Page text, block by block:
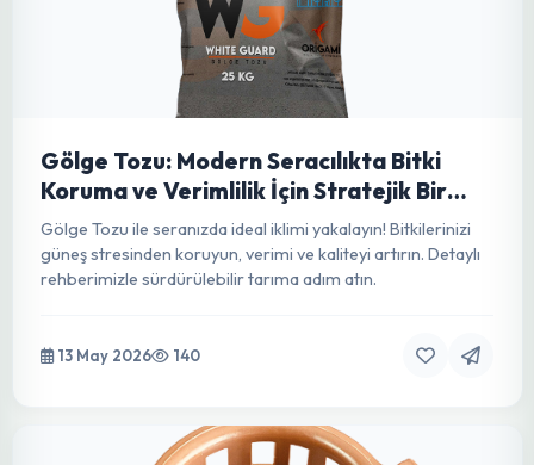
Modern Tarımın Görünmez Kalkanı: Sarı-
Mavi Rulo Tuzaklarla Entegre Zararlı
kullanmadan bitki koruma, verim artışı ve sürdürülebilir